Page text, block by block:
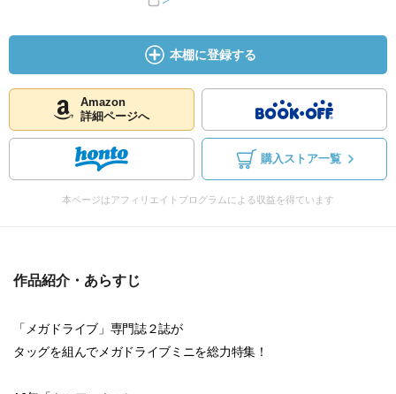
本棚に登録する
Amazon
詳細ページへ
購入ストア一覧
本ページはアフィリエイトプログラムによる収益を得ています
作品紹介・あらすじ
「メガドライブ」専門誌２誌が
タッグを組んでメガドライブミニを総力特集！